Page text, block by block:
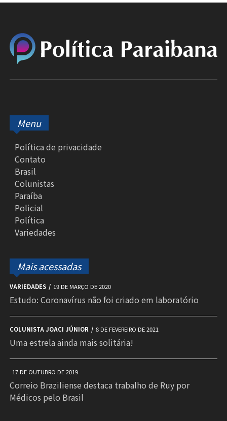
Menu
Política de privacidade
Contato
Brasil
Colunistas
Paraíba
Policial
Política
Variedades
Mais acessadas
VARIEDADES 19 DE MARÇO DE 2020
Estudo: Coronavírus não foi criado em laboratório
COLUNISTA JOACI JÚNIOR 8 DE FEVEREIRO DE 2021
Uma estrela ainda mais solitária!
17 DE OUTUBRO DE 2019
Correio Braziliense destaca trabalho de Ruy por
Médicos pelo Brasil